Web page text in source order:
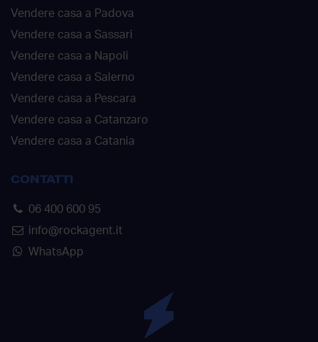
Vendere casa a Padova
Vendere casa a Sassari
Vendere casa a Napoli
Vendere casa a Salerno
Vendere casa a Pescara
Vendere casa a Catanzaro
Vendere casa a Catania
CONTATTI
06 400 600 95
info@rockagent.it
WhatsApp